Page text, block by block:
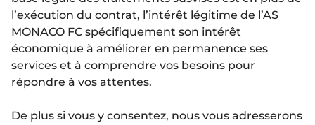
l’exécution du contrat, l’intérêt légitime de l’AS
MONACO FC spécifiquement son intérêt
économique à améliorer en permanence ses
services et à comprendre vos besoins pour
répondre à vos attentes.
De plus si vous y consentez, nous vous adresserons